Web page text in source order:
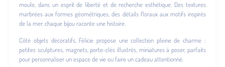
moule, dans un esprit de liberté et de recherche esthétique. Des textures
marbrées aux formes géométriques, des détails floraux aux motifs inspirés
de la mer, chaque bijou raconte une histoire.
Côté objets décoratifs, Félicie propose une collection pleine de charme :
petites sculptures, magnets, porte-clés illustrés, miniatures à poser, parfaits
pour personnaliser un espace de vie ou faire un cadeau attentionné.